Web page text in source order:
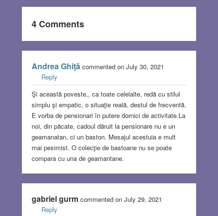
4 Comments
Andrea Ghiţăcommented on July 30, 2021
Reply
Şi această poveste,, ca toate celelalte, redă cu stilul
simplu şi empatic, o situaţie reală, destul de frecventă.
E vorba de pensionari în putere dornici de activitate.La
noi, din păcate, cadoul dăruit la pensionare nu e un
geamanatan, ci un baston. Mesajul acestuia e mult
mai pesimist. O colecţie de bastoane nu se poate
compara cu una de geamantane.
gabriel gurmcommented on July 29, 2021
Reply